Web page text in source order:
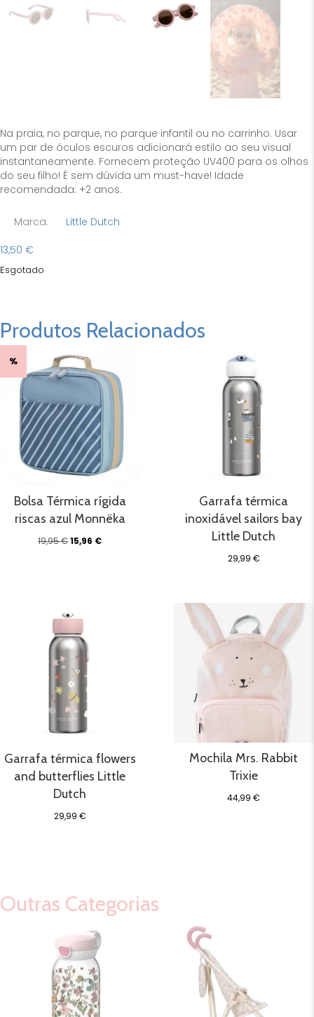
Na praia, no parque, no parque infantil ou no carrinho. Usar
um par de óculos escuros adicionará estilo ao seu visual
instantaneamente. Fornecem proteção UV400 para os olhos
do seu filho! É sem dúvida um must-have! Idade
recomendada: +2 anos.
Marca:
Little Dutch
13,50 €
Esgotado
Produtos Relacionados
%
Bolsa Térmica rígida
riscas azul Monnëka
19,95€O
15,96 €O
Garrafa térmica
inoxidável sailors bay
Little Dutch
29,99 €
Garrafa térmica flowers
and butterflies Little
Dutch
29,99 €
Mochila Mrs. Rabbit
Trixie
44,99€
Outras Categorias